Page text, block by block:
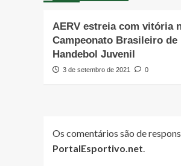
AERV estreia com vitória
Campeonato Brasileiro de
Handebol Juvenil
3 de setembro de 2021 0
Os comentários são de
PortalEsportivo.net